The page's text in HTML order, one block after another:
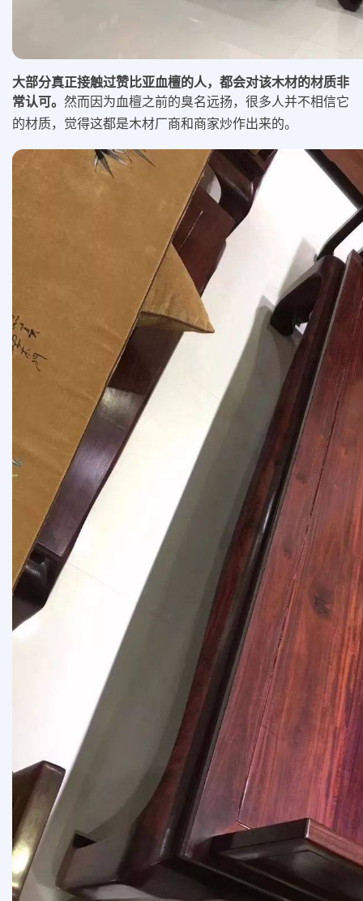
大部分真正接触过赞比亚血檀的人，都会对该木材的材质非
常认可。 然而因为血檀之前的臭名远扬，很多人并不相信它
的材质，觉得这都是木材厂商和商家炒作出来的。